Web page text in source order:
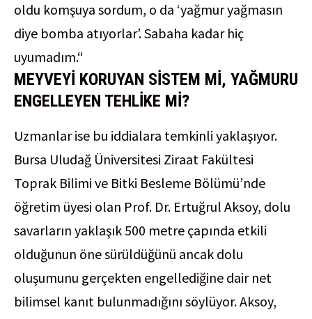
oldu komşuya sordum, o da ‘yağmur yağmasın
diye bomba atıyorlar’. Sabaha kadar hiç
uyumadım.“
MEYVEYİ KORUYAN SİSTEM Mİ, YAĞMURU
ENGELLEYEN TEHLİKE Mİ?
Uzmanlar ise bu iddialara temkinli yaklaşıyor.
Bursa Uludağ Üniversitesi Ziraat Fakültesi
Toprak Bilimi ve Bitki Besleme Bölümü’nde
öğretim üyesi olan Prof. Dr. Ertuğrul Aksoy, dolu
savarların yaklaşık 500 metre çapında etkili
olduğunun öne sürüldüğünü ancak dolu
oluşumunu gerçekten engellediğine dair net
bilimsel kanıt bulunmadığını söylüyor. Aksoy,